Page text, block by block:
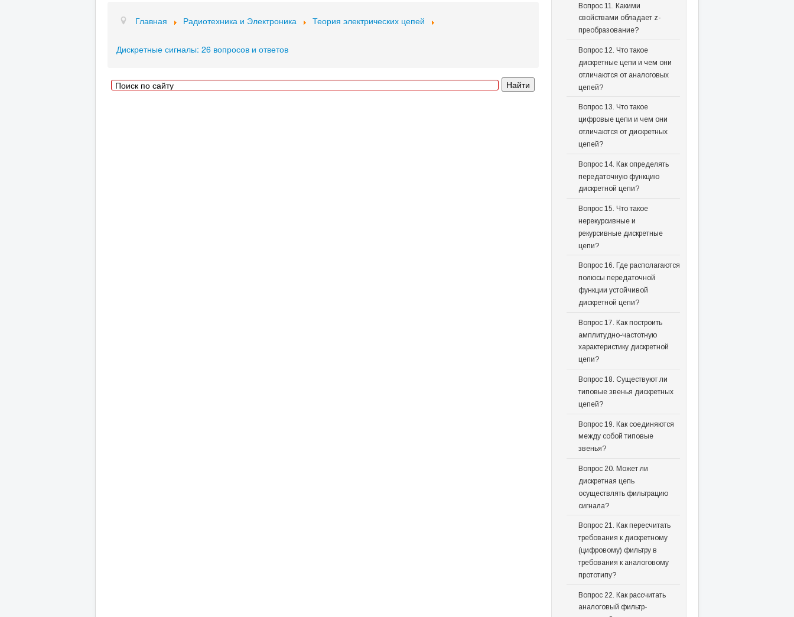
Главная Радиотехника и Электроника Теория электрических цепей
Дискретные сигналы: 26 вопросов и ответов
Вопрос 11. Какими
свойствами обладает z-
преобразование?
Вопрос 12. Что такое
дискретные цепи и чем они
отличаются от аналоговых
цепей?
Вопрос 13. Что такое
цифровые цепи и чем они
отличаются от дискретных
цепей?
Вопрос 14. Как определять
передаточную функцию
дискретной цепи?
Вопрос 15. Что такое
нерекурсивные и
рекурсивные дискретные
цепи?
Вопрос 16. Где располагаются
полюсы передаточной
функции устойчивой
дискретной цепи?
Вопрос 17. Как построить
амплитудно-частотную
характеристику дискретной
цепи?
Вопрос 18. Существуют ли
типовые звенья дискретных
цепей?
Вопрос 19. Как соединяются
между собой типовые
звенья?
Вопрос 20. Может ли
дискретная цепь
осуществлять фильтрацию
сигнала?
Вопрос 21. Как пересчитать
требования к дискретному
(цифровому) фильтру в
требования к аналоговому
прототипу?
Вопрос 22. Как рассчитать
аналоговый фильтр-